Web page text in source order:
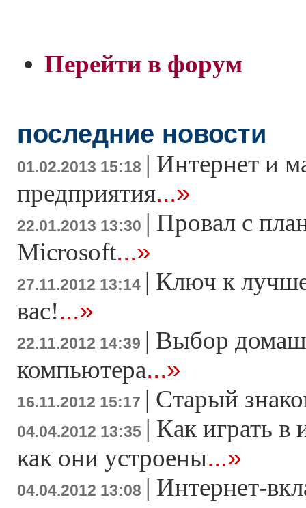
Перейти в форум
последние новости
01.02.2013 15:18 | Интернет и
предприятия...»
22.01.2013 13:30 | Провал с
Microsoft...»
27.11.2012 13:14 | Ключ к
вас!...»
22.11.2012 14:39 | Выбор
компьютера...»
16.11.2012 15:17 | Старый
04.04.2012 13:35 | Как играть в
как они устроены...»
04.04.2012 13:08 | Интернет-